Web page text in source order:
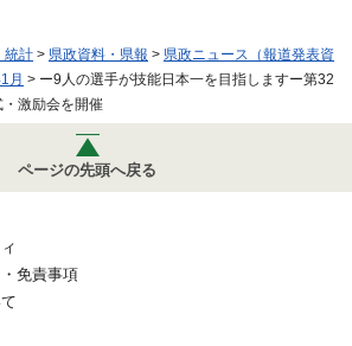
統計 > 県政資料・県報 > 県政ニュース（報道発表資
月 > ー9人の選手が技能日本一を目指しますー第32
激励会を開催
ページの先頭へ戻る
免責事項